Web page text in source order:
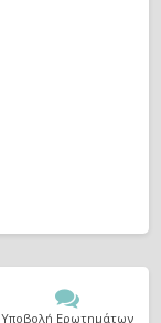
Υποβολή Ερωτημάτων